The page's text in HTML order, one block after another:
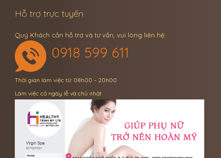
Hỗ trợ trực tuyến
Quý Khách cần hỗ trợ và tư vấn, vui lòng liên hệ:
0918 599 611
Thời gian làm việc từ: 08h00 – 20h00
Làm việc cả ngày lễ và chủ nhật